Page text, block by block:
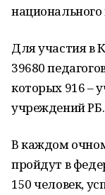
национального
Для участия в
39680
которых 916 –
учреждений РБ.
В каждом
пройдут в
150 человек,